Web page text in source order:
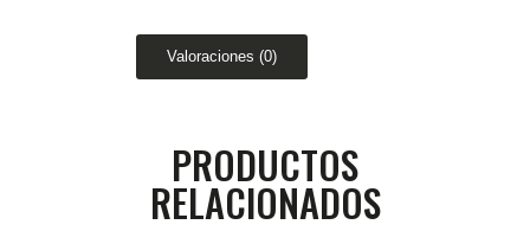
Valoraciones (0)
PRODUCTOS
RELACIONADOS